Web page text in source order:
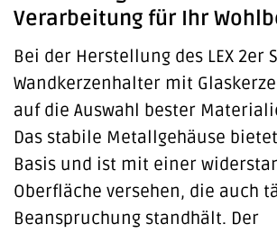
Verarbeitung für Ihr
Bei der Herstellung des LEX 2er
Wandkerzenhalter mit
auf die Auswahl bester
Das stabile Metallgehäuse
Basis und ist mit einer
Oberfläche versehen, die auch
Beanspruchung standhält. Der